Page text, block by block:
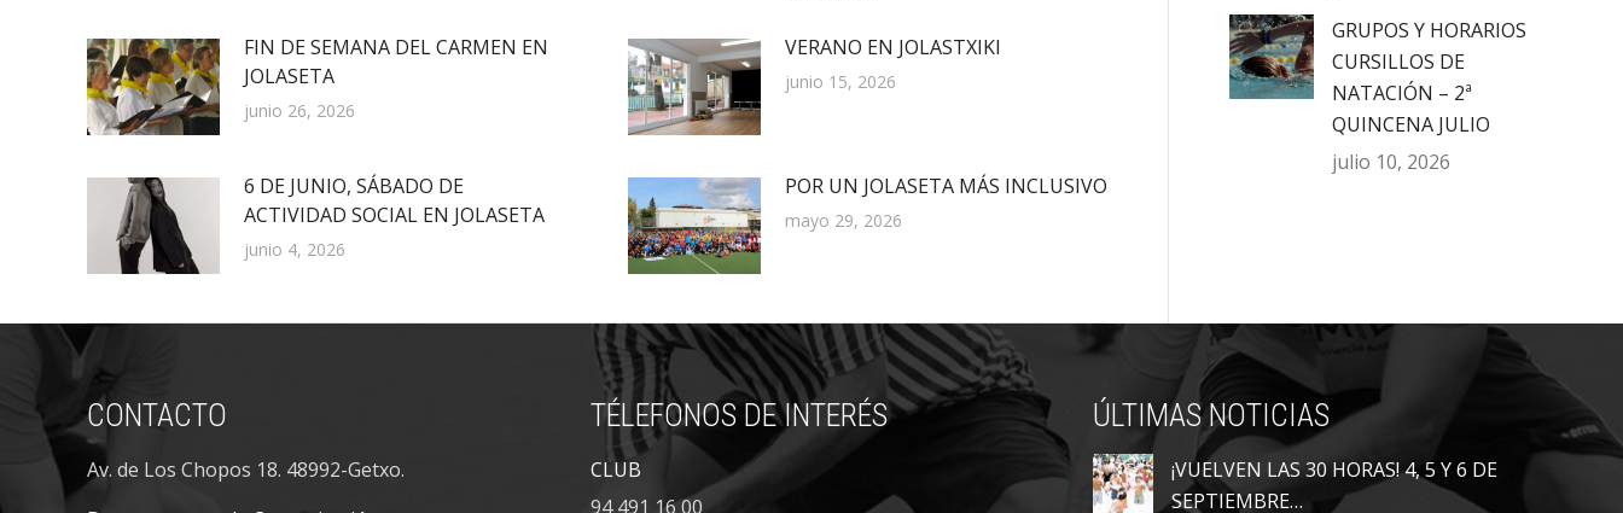
FIN DE SEMANA DEL CARMEN EN
JOLASETA
junio 26, 2026
VERANO EN JOLASTXIKI
junio 15, 2026
6 DE JUNIO, SÁBADO DE
ACTIVIDAD SOCIAL EN JOLASETA
junio 4, 2026
POR UN JOLASETA MÁS INCLUSIVO
mayo 29, 2026
GRUPOS Y HORARIOS
CURSILLOS DE
NATACIÓN – 2ª
QUINCENA JULIO
julio 10, 2026
CONTACTO
Av. de Los Chopos 18. 48992-Getxo.
TÉLEFONOS DE INTERÉS
CLUB
94 491 16 00
ÚLTIMAS NOTICIAS
¡VUELVEN LAS 30 HORAS! 4, 5 Y 6 DE
SEPTIEMBRE…